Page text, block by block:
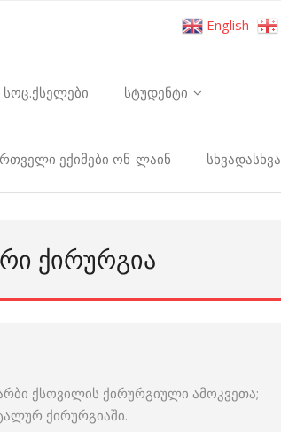
სოც.ქსელები სტუდენტი
ექიმები ონ-ლაინ სხვადასხვა
ᲥᲘᲠᲣᲠᲒᲘᲐ
ქსოვილის ქირურგიული ამოკვეთა;
ქირურგიაში.
English